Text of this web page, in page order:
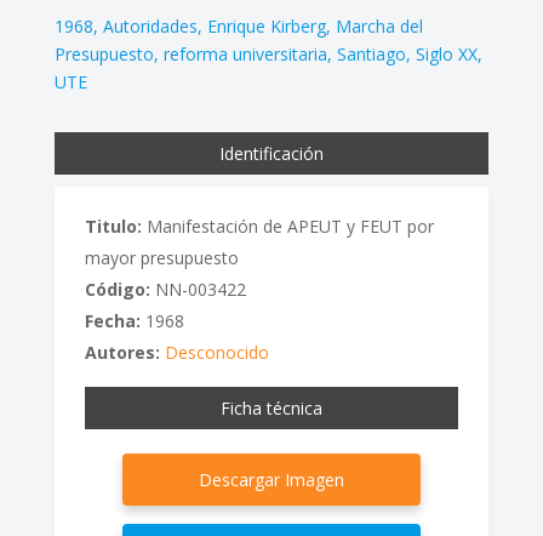
1968 Autoridades Enrique Kirberg Marcha del
Presupuesto reforma universitaria Santiago Siglo XX
UTE
Identificación
Titulo: Manifestación de APEUT y FEUT por
mayor presupuesto
Código: NN-003422
Fecha: 1968
Autores: Desconocido
Ficha técnica
Descargar Imagen